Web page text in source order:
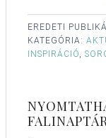
EREDETI
KATEGÓRIA:
INSPIRÁCIÓ,